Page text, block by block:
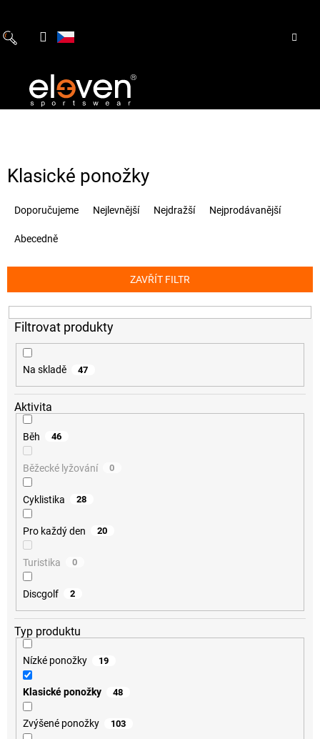
obsah
Klasické ponožky
p
r
o
Doporučujeme Nejlevnější Nejdražší Nejprodávanější
Abecedně
ZAVŘÍT FILTR
Na skladě 47
Aktivita
Běh 46
Běžecké lyžování 0
Cyklistika 28
Pro každý den 20
Turistika 0
Discgolf 2
Typ produktu
Nízké ponožky 19
Klasické ponožky 48
Zvýšené ponožky 103